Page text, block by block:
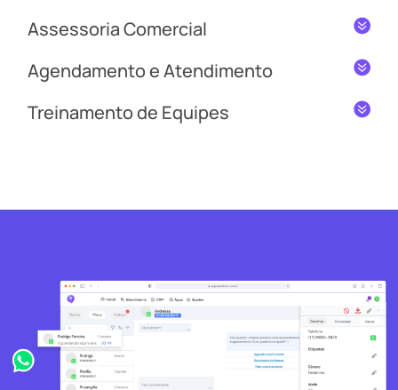
Assessoria Comercial
Agendamento e Atendimento
Treinamento de Equipes